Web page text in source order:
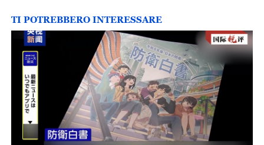
TI POTREBBERO INTERESSARE